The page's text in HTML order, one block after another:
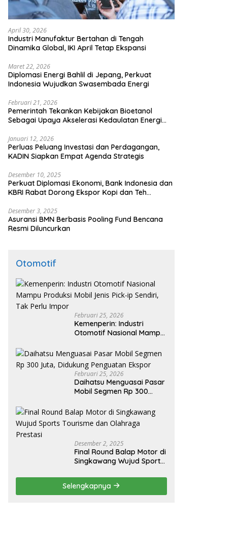
April 30, 2026
Industri Manufaktur Bertahan di Tengah
Dinamika Global, IKI April Tetap Ekspansi
Maret 22, 2026
Diplomasi Energi Bahlil di Jepang, Perkuat
Indonesia Wujudkan Swasembada Energi
Februari 21, 2026
Pemerintah Tekankan Kebijakan Bioetanol
Sebagai Upaya Akselerasi Kedaulatan Energi
Januari 12, 2026
Perluas Peluang Investasi dan Perdagangan,
KADIN Siapkan Empat Agenda Strategis
Desember 10, 2025
Perkuat Diplomasi Ekonomi, Bank Indonesia dan
KBRI Rabat Dorong Ekspor Kopi dan Teh
Desember 3, 2025
Asuransi BMN Berbasis Pooling Fund Bencana
Resmi Diluncurkan
Otomotif
Februari 25, 2026
Kemenperin: Industri
Otomotif Nasional Mampu
ip Sendiri, Tak Perlu Impor
Februari 25, 2026
Daihatsu Menguasai Pasar
Mobil Segmen Rp 300
Ekspor
Desember 2, 2025
Final Round Balap Motor di
Singkawang Wujud Sports
Prestasi
Selengkapnya